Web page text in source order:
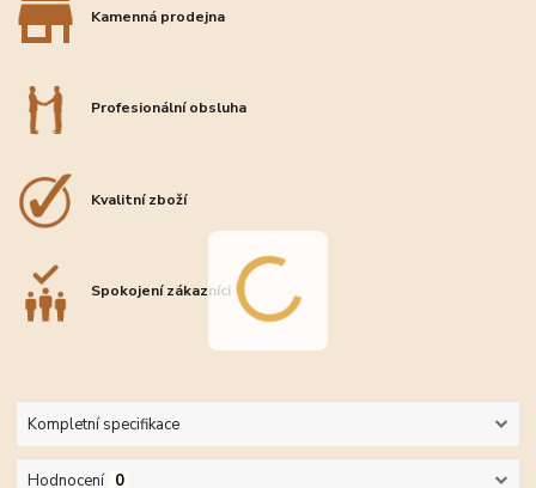
Kamenná prodejna
Profesionální obsluha
Kvalitní zboží
Spokojení zákazníci
Kompletní specifikace
Hodnocení 0